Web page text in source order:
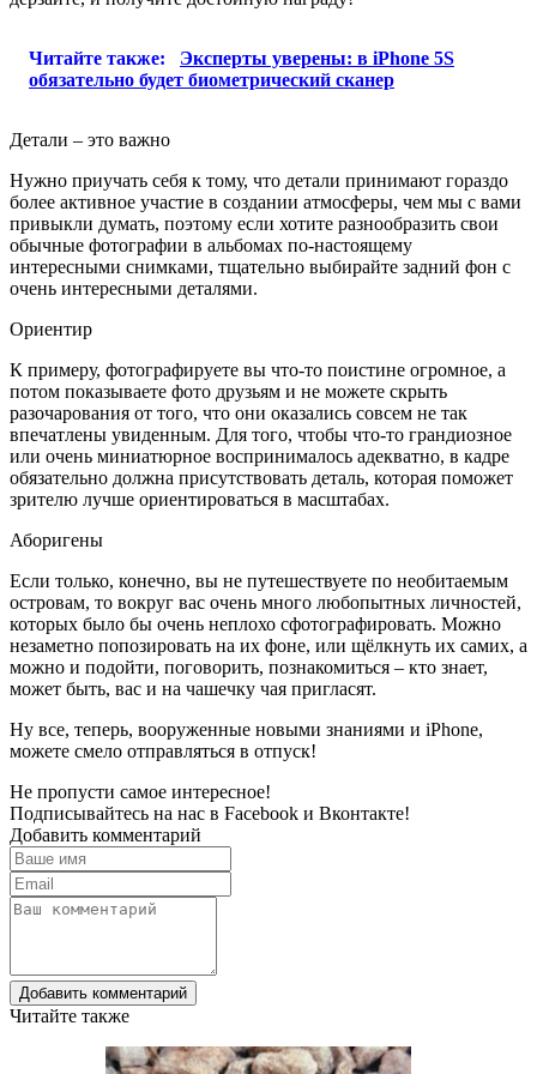
Читайте также:
Эксперты уверены: в iPhone 5S
обязательно будет биометрический сканер
Детали – это важно
Нужно приучать себя к тому, что детали принимают гораздо
более активное участие в создании атмосферы, чем мы с вами
привыкли думать, поэтому если хотите разнообразить свои
обычные фотографии в альбомах по-настоящему
интересными снимками, тщательно выбирайте задний фон с
очень интересными деталями.
Ориентир
К примеру, фотографируете вы что-то поистине огромное, а
потом показываете фото друзьям и не можете скрыть
разочарования от того, что они оказались совсем не так
впечатлены увиденным. Для того, чтобы что-то грандиозное
или очень миниатюрное воспринималось адекватно, в кадре
обязательно должна присутствовать деталь, которая поможет
зрителю лучше ориентироваться в масштабах.
Аборигены
Если только, конечно, вы не путешествуете по необитаемым
островам, то вокруг вас очень много любопытных личностей,
которых было бы очень неплохо сфотографировать. Можно
незаметно попозировать на их фоне, или щёлкнуть их самих, а
можно и подойти, поговорить, познакомиться – кто знает,
может быть, вас и на чашечку чая пригласят.
Ну все, теперь, вооруженные новыми знаниями и iPhone,
можете смело отправляться в отпуск!
Не пропусти самое интересное!
Подписывайтесь на нас в Facebook и Вконтакте!
Добавить комментарий
Добавить комментарий
Читайте также